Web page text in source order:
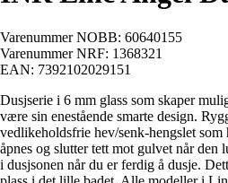
Varenummer NOBB: 60640155
Varenummer NRF: 1368321
EAN: 7392102029151
Dusjserie i 6 mm glass som skaper
være sin enestående smarte design.
vedlikeholdsfrie hev/senk-hengslet som
åpnes og slutter tett mot gulvet når den
i dusjsonen når du er ferdig å dusje.